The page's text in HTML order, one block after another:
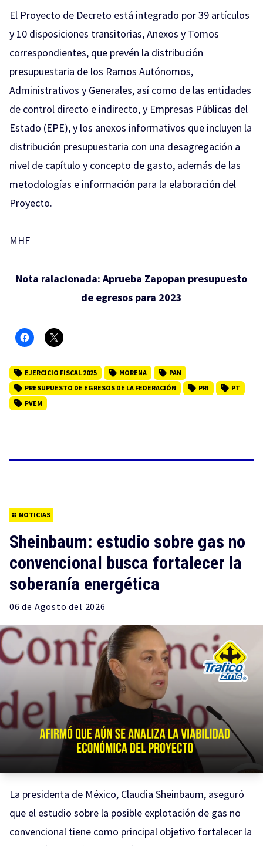
El Proyecto de Decreto está integrado por 39 artículos
y 10 disposiciones transitorias, Anexos y Tomos
correspondientes, que prevén la distribución
presupuestaria de los Ramos Autónomos,
Administrativos y Generales, así como de las entidades
de control directo e indirecto, y Empresas Públicas del
Estado (EPE), y los anexos informativos que incluyen la
distribución presupuestaria con una desagregación a
nivel de capítulo y concepto de gasto, además de las
metodologías e información para la elaboración del
Proyecto.
MHF
Nota ralacionada: Aprueba Zapopan presupuesto
de egresos para 2023
EJERCICIO FISCAL 2025 MORENA
PAN
PRESUPUESTO DE EGRESOS DE LA FEDERACIÓN
PRI
PT
PVEM
NOTICIAS
Sheinbaum: estudio sobre gas no
convencional busca fortalecer la
soberanía energética
06 de Agosto del 2026
La presidenta de México, Claudia Sheinbaum, aseguró
que el estudio sobre la posible explotación de gas no
convencional tiene como principal objetivo fortalecer la